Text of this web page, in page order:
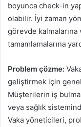
boyunca check-in
olabilir. İyi zaman
görevde
tamamlamalarına
Problem çözme:
geliştirmek için
Müşterilerin iş
veya sağlık
Vaka yöneticileri,